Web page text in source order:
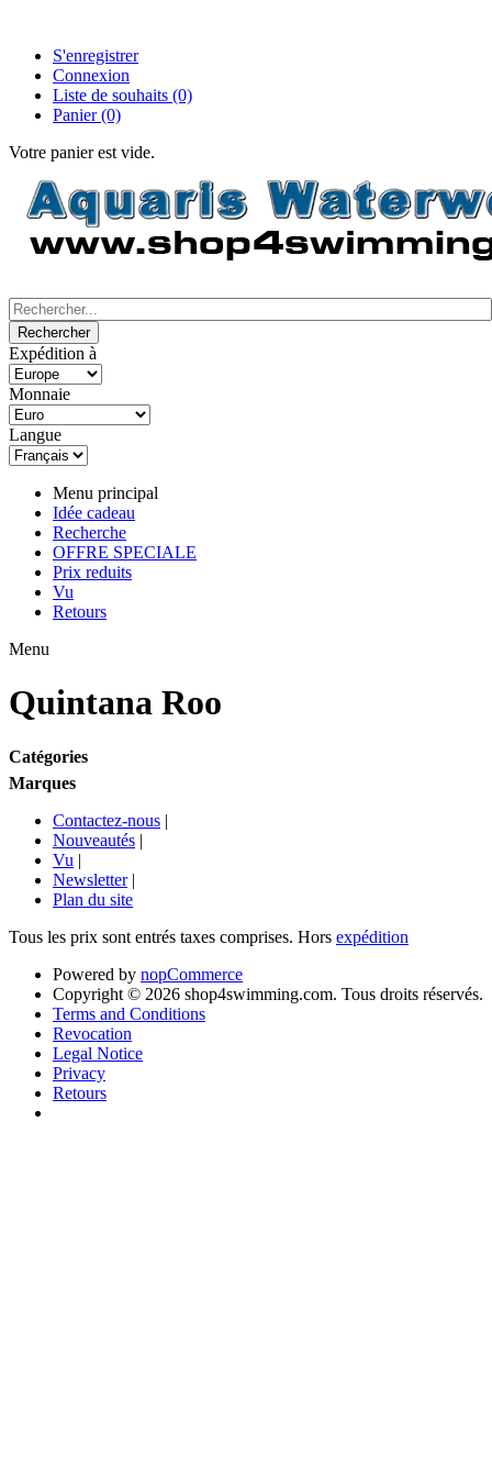
S'enregistrer
Connexion
Liste de souhaits (0)
Panier (0)
Votre panier est vide.
Expédition à
Monnaie
Langue
Menu principal
Idée cadeau
Recherche
OFFRE SPECIALE
Prix reduits
Vu
Retours
Menu
Quintana Roo
Catégories
Marques
Contactez-nous |
Nouveautés |
Vu |
Newsletter |
Plan du site
Tous les prix sont entrés taxes comprises. Hors expédition
Powered by nopCommerce
Copyright © 2026 shop4swimming.com. Tous droits réservés.
Terms and Conditions
Revocation
Legal Notice
Privacy
Retours